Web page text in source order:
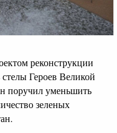
реконструкции
Героев Великой
поручил уменьшить
зеленых